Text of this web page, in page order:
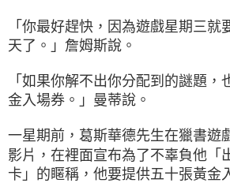
「你最好趕快，因為遊戲星期三就
天了。」詹姆斯說。
「如果你解不出你分配到的謎題，
金入場券。」曼蒂說。
一星期前，葛斯華德先生在獵書遊
影片，在裡面宣布為了不辜負他「
卡」的䁥稱，他要提供五十張黃金